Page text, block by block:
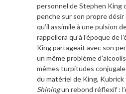
personnel de Stephen King
penche sur son propre
qu’il assimile à une pulsion
rappellera qu’à l’époque de
King partageait avec son
un même problème
mêmes turpitudes
du matériel de King, Kubrick
Shiningun rebond réflexif :